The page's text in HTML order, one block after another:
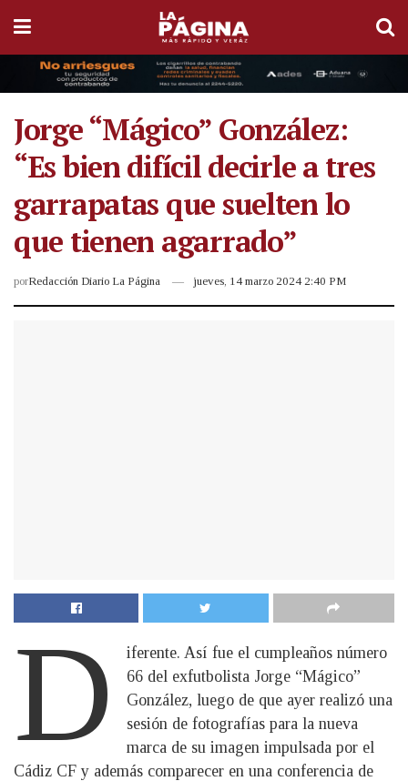
Jorge “Mágico” González:
“Es bien difícil decirle a tres
garrapatas que suelten lo
que tienen agarrado”
porRedacción Diario La Página jueves, 14 marzo 2024 2:40 PM
D
iferente. Así fue el cumpleaños número
66 del exfutbolista Jorge “Mágico”
González, luego de que ayer realizó una
sesión de fotografías para la nueva
marca de su imagen impulsada por el
Cádiz CF y además comparecer en una conferencia de